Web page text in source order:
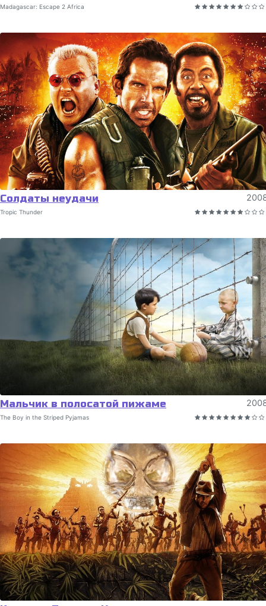
Madagascar: Escape 2 Africa
Солдаты неудачи
Tropic Thunder
Мальчик в полосатой пижаме
The Boy in the Striped Pyjamas